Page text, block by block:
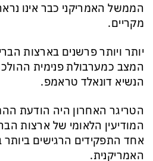
הממשל האמריקני כבר אינו
מקריים.
יותר ויותר פרשנים בארצות
המצב כמערבולת פנימית
הנשיא דונאלד טראמפ.
הטריגר האחרון היה הודעת
המודיעין הלאומי של ארצות
אחד התפקידים הרגישים
האמריקנית.